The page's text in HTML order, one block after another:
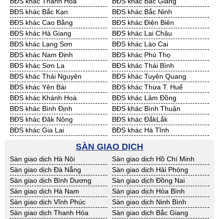
Cần Thuê Đồng Tháp
Cần Thuê Hậu Giang
Cần Thuê Kiên Giang
Cần Thuê Long An
Cần Thuê Sóc Trăng
Cần Thuê Tây Ninh
Cần Thuê Tiền Giang
Cần Thuê Trà Vinh
Cần Thuê Vĩnh Long
Cần Thuê Hải Dương
Cần Thuê Hưng Yên
Cần Thuê Quảng Ninh
BĐS khác Bắc Kạn
BĐS khác Bắc Ninh
BĐS khác Cao Bằng
BĐS khác Điện Biên
BĐS khác Hà Giang
BĐS khác Lai Châu
BĐS khác Lạng Sơn
BĐS khác Lào Cai
BĐS khác Nam Định
BĐS khác Phú Thọ
BĐS khác Sơn La
BĐS khác Thái Bình
BĐS khác Thái Nguyên
BĐS khác Tuyên Quang
BĐS khác Yên Bái
BĐS khác Thừa T. Huế
BĐS khác Khánh Hoà
BĐS khác Lâm Đồng
BĐS khác Bình Định
BĐS khác Bình Thuận
BĐS khác Đăk Nông
BĐS khác ĐắkLắk
BĐS khác Gia Lai
BĐS khác Hà Tĩnh
BĐS khác Ninh Thuận
BĐS khác Phú Yên
BĐS khác Quảng Bình
BĐS khác Quảng Nam
BĐS khác Quảng Ngãi
BĐS khác Bà Rịa - VT
BĐS khác Cần Thơ
BĐS khác An Giang
BĐS khác Bạc Liêu
BĐS khác Bến Tre
BĐS khác Bình Phước
BĐS khác Cà Mau
BĐS khác Đồng Tháp
BĐS khác Hậu Giang
SÀN GIAO DỊCH
Sàn giao dịch Hà Nội
Sàn giao dịch Hồ Chí Minh
Sàn giao dịch Đà Nẵng
Sàn giao dịch Hải Phòng
Sàn giao dịch Bình Dương
Sàn giao dịch Đồng Nai
Sàn giao dịch Hà Nam
Sàn giao dịch Hòa Bình
Sàn giao dịch Vĩnh Phúc
Sàn giao dịch Ninh Bình
Sàn giao dịch Thanh Hóa
Sàn giao dịch Bắc Giang